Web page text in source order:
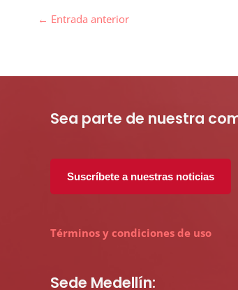
← Entrada anterior
Sea parte de nuestra
Suscríbete a nuestras noticias
Términos y condiciones de uso
Sede Medellín: